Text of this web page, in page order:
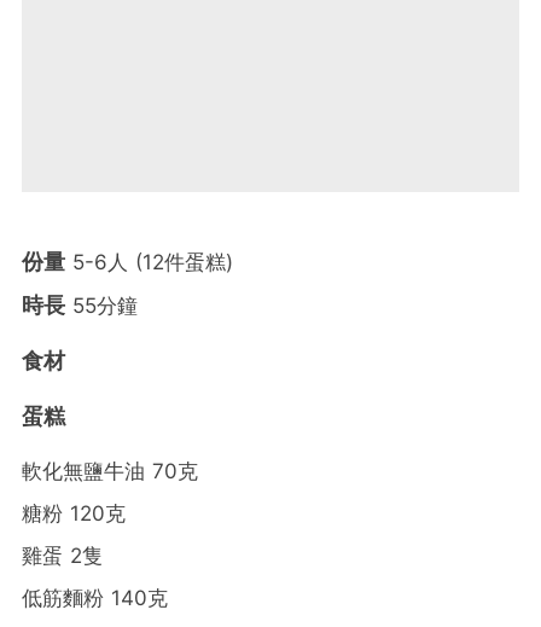
份量 5-6人 (12件蛋糕)
時長 55分鐘
食材
蛋糕
軟化無鹽牛油 70克
糖粉 120克
雞蛋 2隻
低筋麵粉 140克